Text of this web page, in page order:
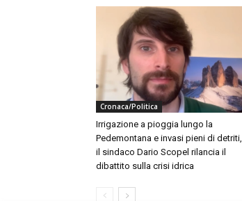
Cronaca/Politica
Irrigazione a pioggia lungo la
Pedemontana e invasi pieni di detriti,
il sindaco Dario Scopel rilancia il
dibattito sulla crisi idrica